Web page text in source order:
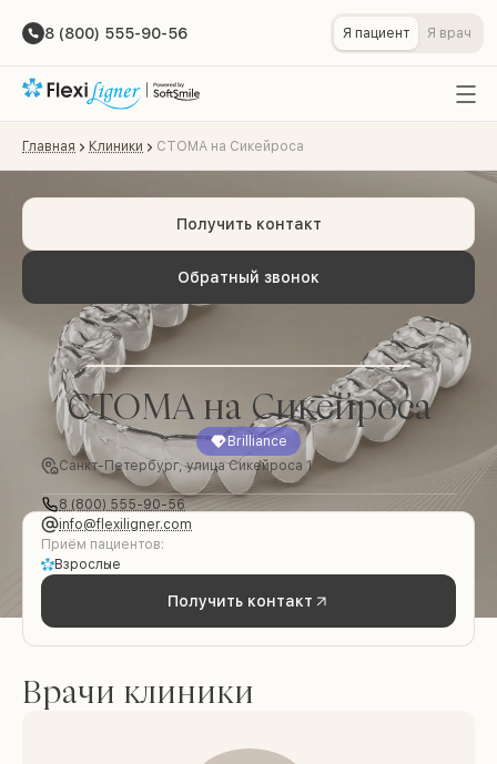
8 (800) 555-90-56 Я пациент Я врач
Главная Клиники СТОМА на Сикейроса
Обратный звонок
Получить контакт
СТОМА на Сикейроса
Brilliance
Санкт-Петербург, улица Сикейроса 1
8 (800) 555-90-56
info@flexiligner.com
Приём пациентов:
Взрослые
Получить контакт
Врачи клиники